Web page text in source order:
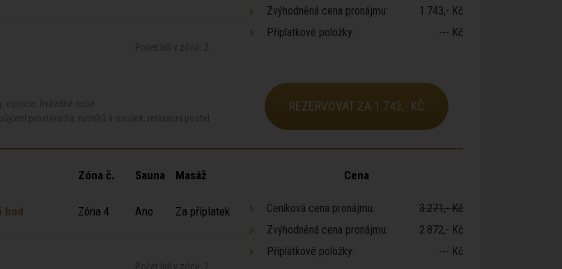
Zvýhodněná cena pronájmu:
1.743,- Kč
Příplatkové položky:
--- Kč
REZERVOVAT ZA 1.743,- KČ
Zóna č. Sauna Masáž Cena
hod Zóna 4 Ano Za příplatek Ceníková cena pronájmu:
3.271,- Kč
Zvýhodněná cena pronájmu:
2.872,- Kč
Příplatkové položky:
--- Kč